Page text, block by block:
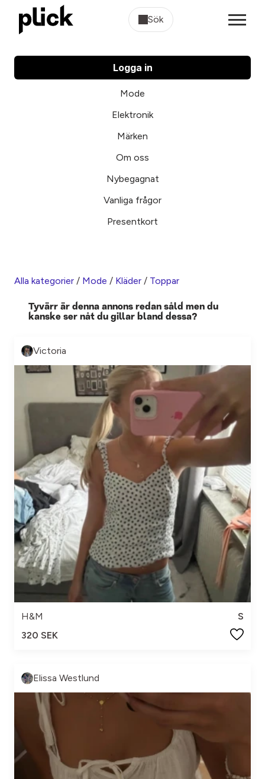
Sök
Logga in
Mode
Elektronik
Märken
Om oss
Nybegagnat
Vanliga frågor
Presentkort
Alla kategorier / Mode / Kläder / Toppar
Tyvärr är denna annons redan såld men du
kanske ser nåt du gillar bland dessa?
Victoria
H&M
S
320 SEK
Elissa Westlund